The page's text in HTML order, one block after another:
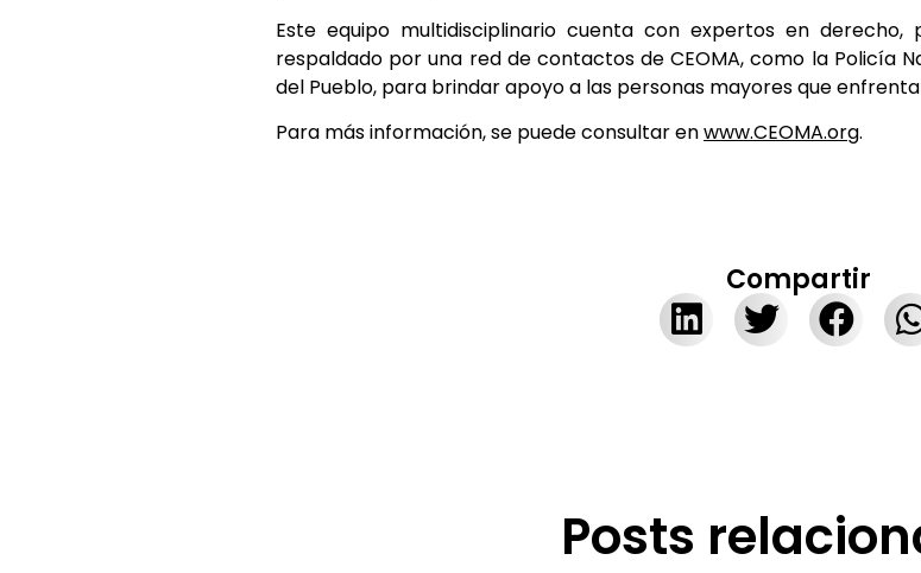
Este equipo multidisciplinario cuenta con expertos en derecho,
respaldado por una red de contactos de CEOMA, como la Policía
del Pueblo, para brindar apoyo a las personas mayores que
Para más información, se puede consultar enwww.CEOMA.org.
Compartir
Posts